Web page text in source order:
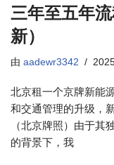
三年至五年
新）
由 aadewr3342
北京租一个京牌新能
和交通管理的升级，
（北京牌照）由于其
的背景下，我